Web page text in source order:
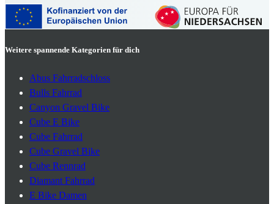
Weitere spannende Kategorien für dich
Abus Fahrradschloss
Bulls Fahrrad
Canyon Gravel Bike
Cube E Bike
Cube Fahrrad
Cube Gravel Bike
Cube Rennrad
Diamant Fahrrad
E Bike Damen